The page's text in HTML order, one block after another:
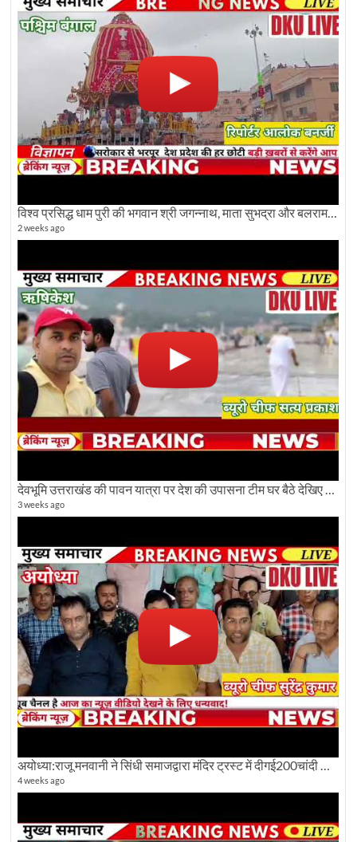
विश्व प्रसिद्ध धाम पुरी की भगवान श्री जगन्नाथ, माता सुभद्रा और बलराम जी की भव्य शोभा यात्रा देखिए
2 weeks ago
3 weeks ago
अयोध्या:राजू मनवानी ने सिंधी समाजद्वारा मंदिर ट्रस्ट में दीगई200चांदी की ईंटों पर सवाल का किया विरोध
4 weeks ago